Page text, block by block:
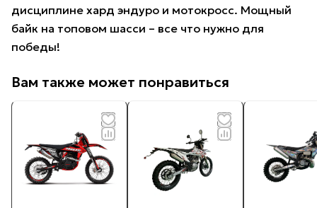
дисциплине хард эндуро и мотокросс. Мощный
байк на топовом шасси – все что нужно для
победы!
Вам также может понравиться